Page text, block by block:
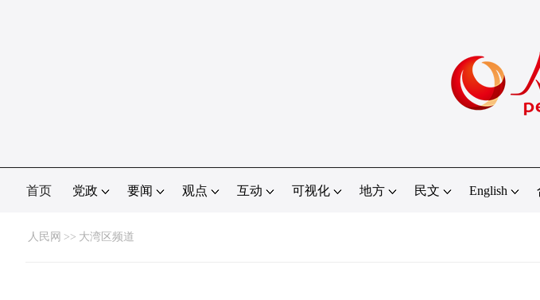
首页 党政 要闻 观点 互动 可视化 地方 民文 English
人民网 >> 大湾区频道